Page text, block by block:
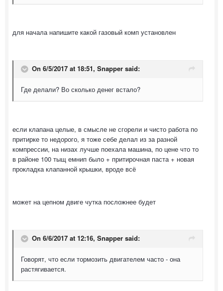
для начала напишите какой газовый комп установлен
On 6/5/2017 at 18:51, Snapper said:
Где делали? Во сколько денег встало?
если клапана целые, в смысле не сгорели и чисто работа по
притирке то недорого, я тоже себе делал из за разной
компрессии, на низах лучше поехала машина, по цене что то
в районе 100 тыщ емнип было + притирочная паста + новая
прокладка клапанной крышки, вроде всё
может на цепном двиге чутка посложнее будет
On 6/6/2017 at 12:16, Snapper said:
Говорят, что если тормозить двигателем часто - она
растягивается.